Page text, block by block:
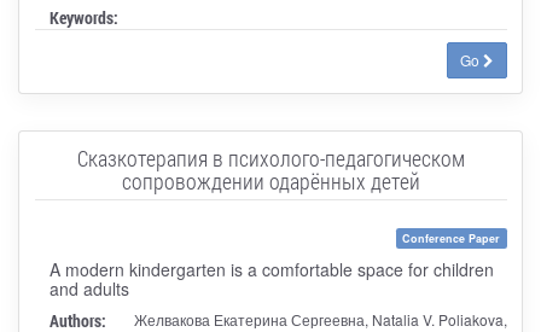
Keywords:
Go
Сказкотерапия в психолого-педагогическом
сопровождении одарённых детей
Conference Paper
A modern kindergarten is a comfortable space for children
and adults
Authors:
Желвакова Екатерина Сергеевна, Natalia V. Poliakova,